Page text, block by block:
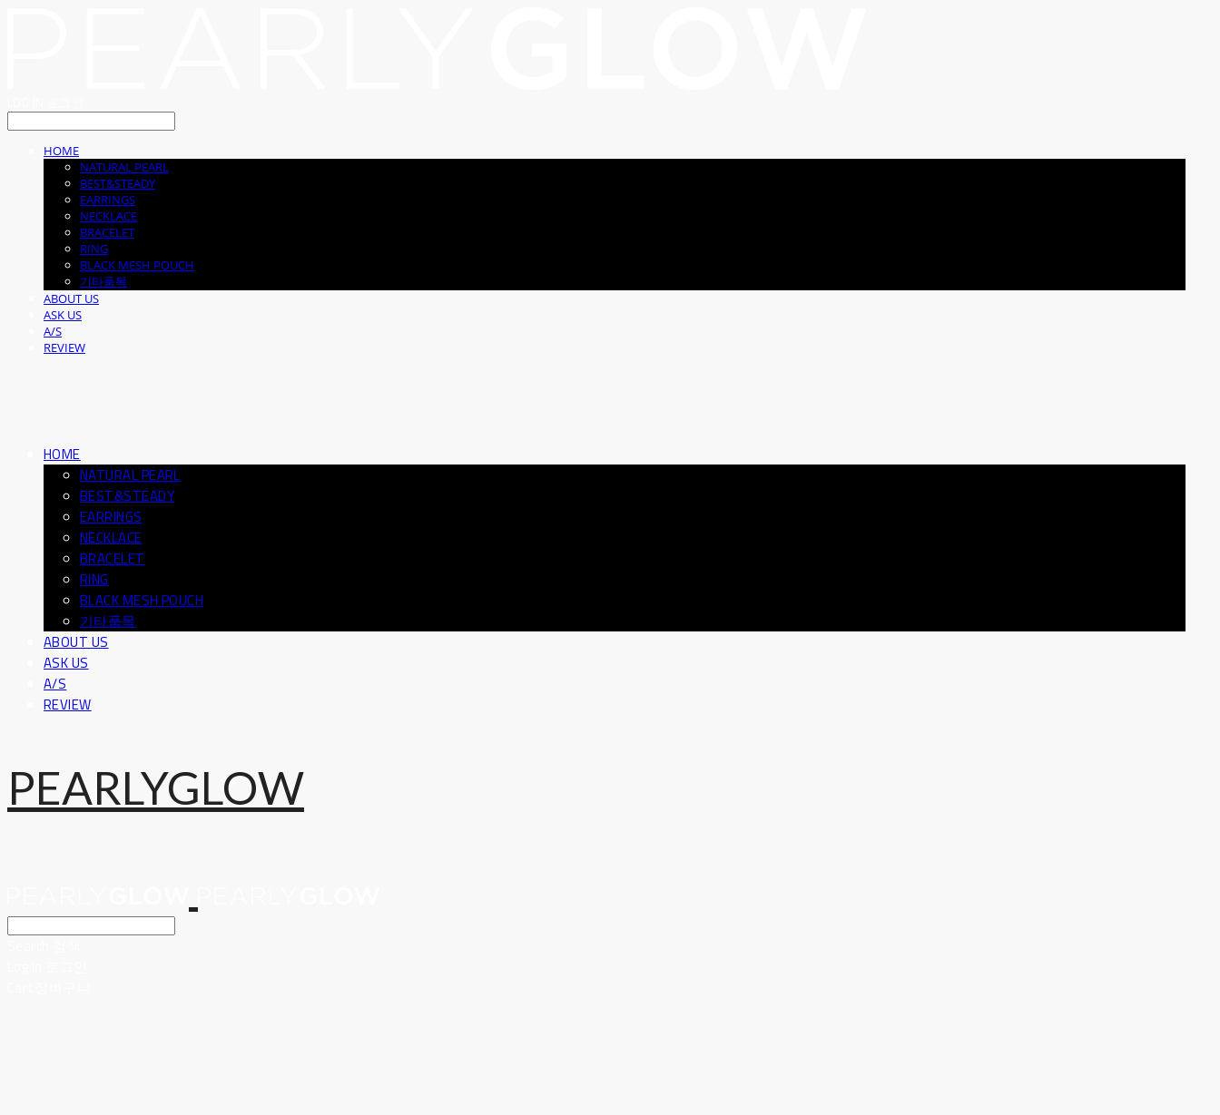
HOME
NATURAL PEARL
BEST&STEADY
EARRINGS
NECKLACE
BRACELET
RING
BLACK MESH POUCH
기타품목
ABOUT US
ASK US
A/S
REVIEW
HOME
NATURAL PEARL
BEST&STEADY
EARRINGS
NECKLACE
BRACELET
RING
BLACK MESH POUCH
기타품목
ABOUT US
ASK US
A/S
REVIEW
PEARLYGLOW